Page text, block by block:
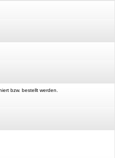
bzw. bestellt werden.